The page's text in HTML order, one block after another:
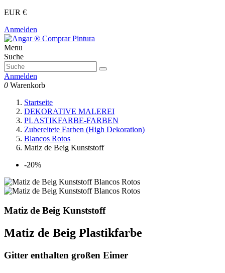
EUR €
Anmelden
Menu
Suche
Anmelden
0 Warenkorb
Startseite
DEKORATIVE MALEREI
PLASTIKFARBE-FARBEN
Zubereitete Farben (High Dekoration)
Blancos Rotos
Matiz de Beig Kunststoff
-20%
Matiz de Beig Kunststoff
Matiz de Beig Plastikfarbe
Gitter enthalten großen Eimer